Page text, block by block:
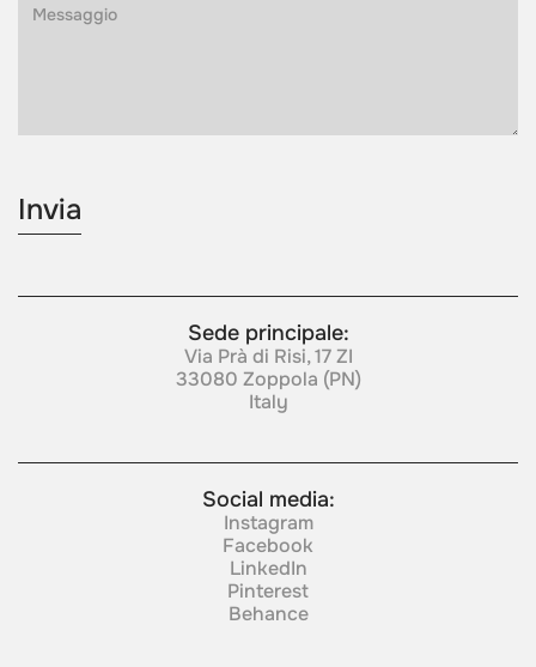
Sede principale:
Via Prà di Risi, 17 ZI
33080 Zoppola (PN)
Italy
Social media:
Instagram
Facebook
LinkedIn
Pinterest
Behance